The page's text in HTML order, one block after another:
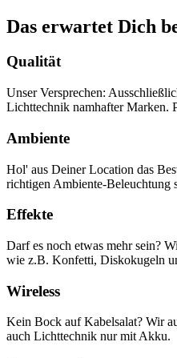
Das erwartet Dich
Qualität
Unser Versprechen:
Lichttechnik namhafter Marken.
Ambiente
Hol' aus Deiner Location das
richtigen Ambiente-Beleuchtung
Effekte
Darf es noch etwas mehr sein?
wie z.B. Konfetti, Diskokugeln
Wireless
Kein Bock auf Kabelsalat? Wir
auch Lichttechnik nur mit Akku.